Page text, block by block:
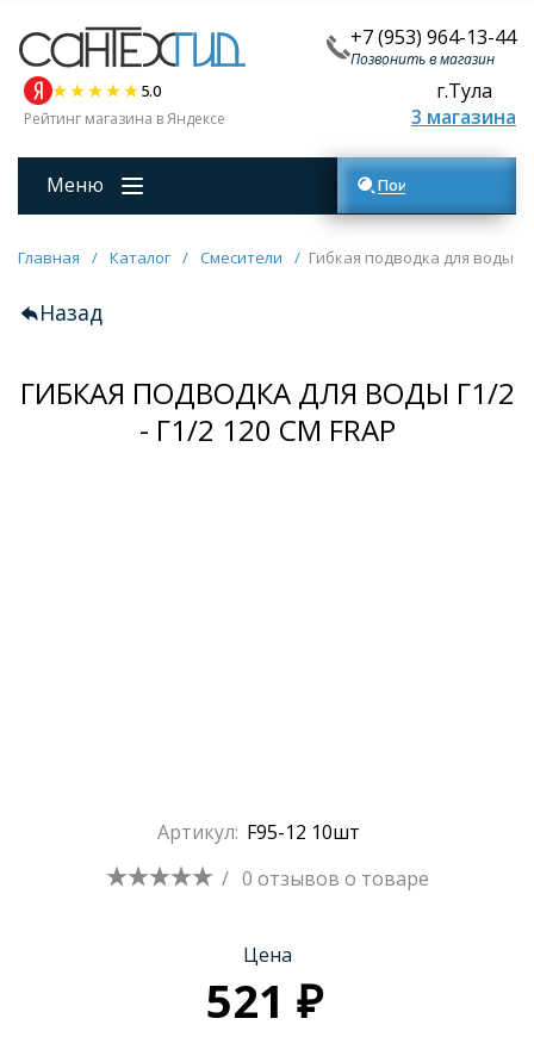
+7 (953) 964-13-44
Позвонить в магазин
5.0
Рейтинг магазина в Яндексе
г.Тула
3 магазина
Меню Поиск товаров
Главная / Каталог / Смесители / Гибкая подводка для воды
Назад
ГИБКАЯ ПОДВОДКА ДЛЯ ВОДЫ Г1/2
- Г1/2 120 СМ FRAP
Артикул: F95-12 10шт
/ 0 отзывов о товаре
Цена
521 ₽